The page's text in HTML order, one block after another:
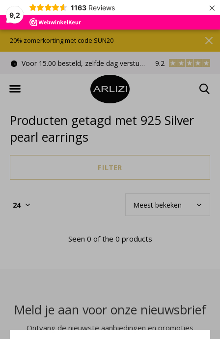
9,2
1163 Reviews ×
Voor 15.00 besteld, zelfde dag verstuurd Gratis
9.2
20% zomerkorting met code SUN20
Producten getagd met 925 Silver
pearl earrings
FILTER
Seen 0 of the 0 products
Meld je aan voor onze nieuwsbrief
Ontvang de nieuwste aanbiedingen en promoties